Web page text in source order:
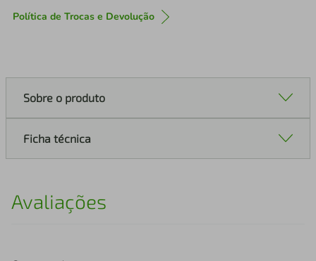
Política de Trocas e Devolução
Sobre o produto
Ficha técnica
Avaliações